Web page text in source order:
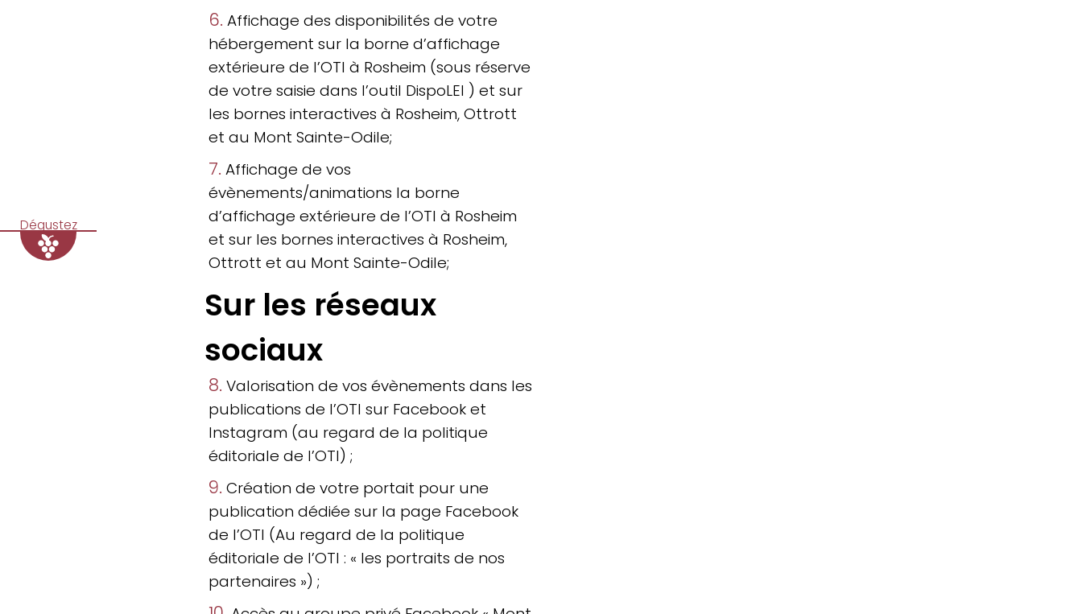
Dégustez
6. Affichage des disponibilités de votre
hébergement sur la borne d’affichage
extérieure de l’OTI à Rosheim (sous réserve
de votre saisie dans l’outil DispoLEI ) et sur
les bornes interactives à Rosheim, Ottrott
et au Mont Sainte-Odile;
7. Affichage de vos
évènements/animations la borne
d’affichage extérieure de l’OTI à Rosheim
et sur les bornes interactives à Rosheim,
Ottrott et au Mont Sainte-Odile;
Sur les réseaux
sociaux
8. Valorisation de vos évènements dans les
publications de l’OTI sur Facebook et
Instagram (au regard de la politique
éditoriale de l’OTI) ;
9. Création de votre portait pour une
publication dédiée sur la page Facebook
de l’OTI (Au regard de la politique
éditoriale de l’OTI : « les portraits de nos
partenaires ») ;